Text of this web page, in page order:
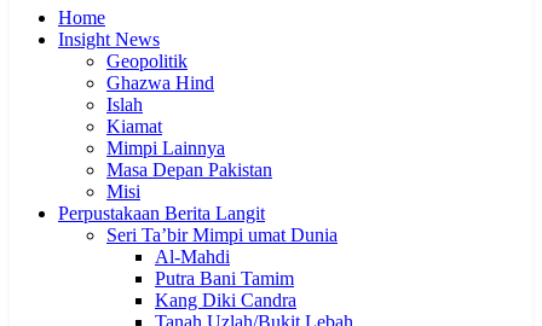
Home
Insight News
Geopolitik
Ghazwa Hind
Islah
Kiamat
Mimpi Lainnya
Masa Depan Pakistan
Misi
Perpustakaan Berita Langit
Seri Ta’bir Mimpi umat Dunia
Al-Mahdi
Putra Bani Tamim
Kang Diki Candra
Tanah Uzlah/Bukit Lebah